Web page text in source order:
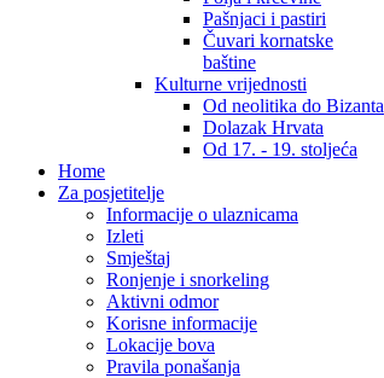
Pašnjaci i pastiri
Čuvari kornatske
baštine
Kulturne vrijednosti
Od neolitika do Bizanta
Dolazak Hrvata
Od 17. - 19. stoljeća
Home
Za posjetitelje
Informacije o ulaznicama
Izleti
Smještaj
Ronjenje i snorkeling
Aktivni odmor
Korisne informacije
Lokacije bova
Pravila ponašanja